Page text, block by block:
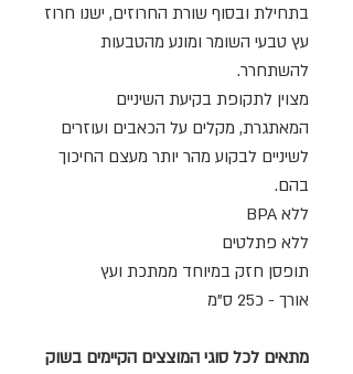
בתחילת ובסוף שורת החרוזים, ישנו חרוז
עץ טבעי השומר ומונע מהטבעות
להשתחרר.
מצוין לתקופת בקיעת השיניים
המאתגרת, מקלים על הכאבים ועוזרים
לשיניים לבקוע מהר יותר מעצם החיכוך
בהם.
ללא BPA
ללא פתלטים
תופסן חזק במיוחד ממתכת ועץ
אורך - כ25 ס"מ
מתאים לכל סוגי המוצצים הקיימים בשוק